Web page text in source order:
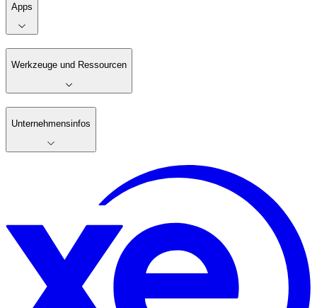
Apps
Werkzeuge und Ressourcen
Unternehmensinfos